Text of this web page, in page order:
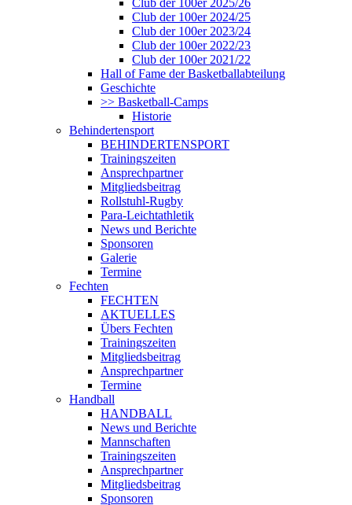
Club der 100er 2025/26
Club der 100er 2024/25
Club der 100er 2023/24
Club der 100er 2022/23
Club der 100er 2021/22
Hall of Fame der Basketballabteilung
Geschichte
>> Basketball-Camps
Historie
Behindertensport
BEHINDERTENSPORT
Trainingszeiten
Ansprechpartner
Mitgliedsbeitrag
Rollstuhl-Rugby
Para-Leichtathletik
News und Berichte
Sponsoren
Galerie
Termine
Fechten
FECHTEN
AKTUELLES
Übers Fechten
Trainingszeiten
Mitgliedsbeitrag
Ansprechpartner
Termine
Handball
HANDBALL
News und Berichte
Mannschaften
Trainingszeiten
Ansprechpartner
Mitgliedsbeitrag
Sponsoren